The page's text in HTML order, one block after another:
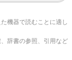
機器で読むことに適し
辞書の参照、引用など